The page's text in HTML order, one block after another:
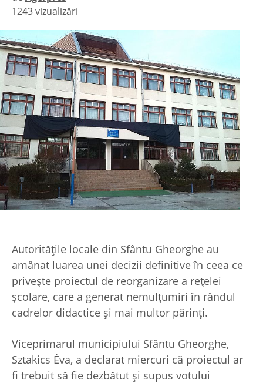
|
1243 vizualizări
Autorităţile locale din Sfântu Gheorghe au
amânat luarea unei decizii definitive în ceea ce
priveşte proiectul de reorganizare a reţelei
şcolare, care a generat nemulţumiri în rândul
cadrelor didactice şi mai multor părinţi.
Viceprimarul municipiului Sfântu Gheorghe,
Sztakics Éva, a declarat miercuri că proiectul ar
fi trebuit să fie dezbătut şi supus votului